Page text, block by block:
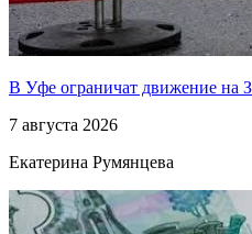
В Уфе ограничат движение на
7 августа 2026
Екатерина Румянцева